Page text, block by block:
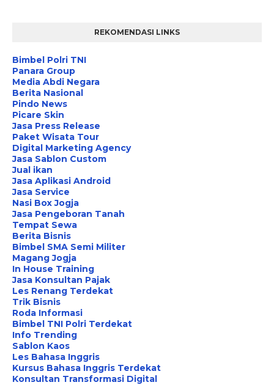
REKOMENDASI LINKS
Bimbel Polri TNI
Panara Group
Media Abdi Negara
Berita Nasional
Pindo News
Picare Skin
Jasa Press Release
Paket Wisata Tour
Digital Marketing Agency
Jasa Sablon Custom
Jual ikan
Jasa Aplikasi Android
Jasa Service
Nasi Box Jogja
Jasa Pengeboran Tanah
Tempat Sewa
Berita Bisnis
Bimbel SMA Semi Militer
Magang Jogja
In House Training
Jasa Konsultan Pajak
Les Renang Terdekat
Trik Bisnis
Roda Informasi
Bimbel TNI Polri Terdekat
Info Trending
Sablon Kaos
Les Bahasa Inggris
Kursus Bahasa Inggris Terdekat
Konsultan Transformasi Digital